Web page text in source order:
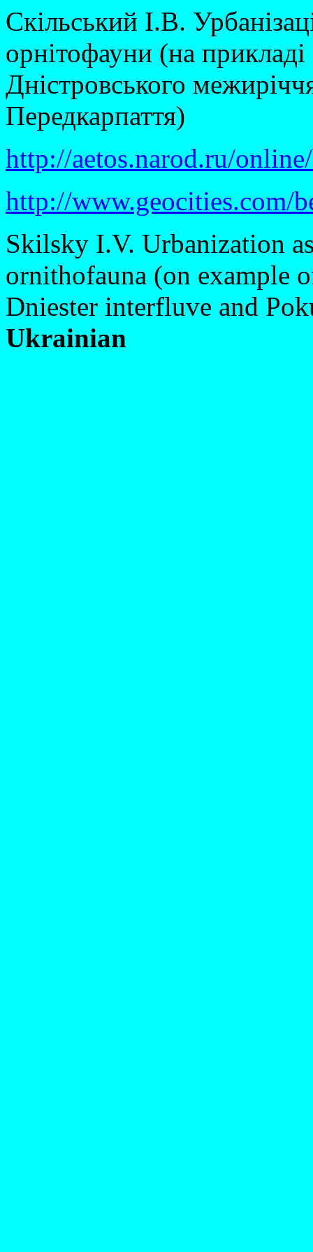
Скільський І.В.
орнітофауни (на
Дністровського
Передкарпаття)
http://aetos.narod.ru/
http://www.geocities.com/
Skilsky I.V. Urbanization
ornithofauna (on example
Dniester interfluve and
Ukrainian